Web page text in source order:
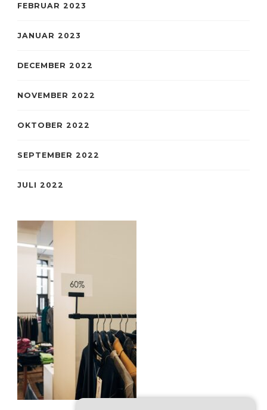
FEBRUAR 2023
JANUAR 2023
DECEMBER 2022
NOVEMBER 2022
OKTOBER 2022
SEPTEMBER 2022
JULI 2022